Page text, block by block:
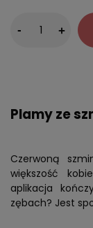
- +
Plamy ze
Czerwoną
większość
aplikacja
zębach? Jest